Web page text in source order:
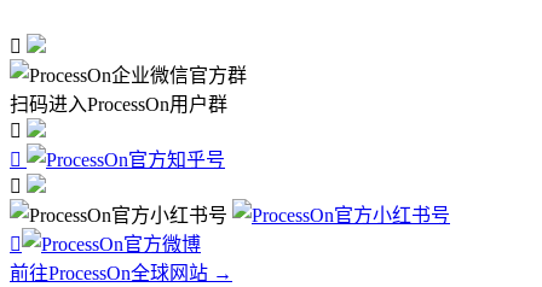

扫码进入ProcessOn用户群




前往ProcessOn全球网站 →